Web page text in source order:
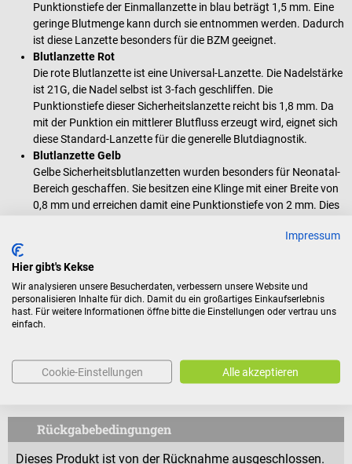
Punktionstiefe der Einmallanzette in blau beträgt 1,5 mm. Eine
geringe Blutmenge kann durch sie entnommen werden. Dadurch
ist diese Lanzette besonders für die BZM geeignet.
Blutlanzette Rot
Die rote Blutlanzette ist eine Universal-Lanzette. Die Nadelstärke
ist 21G, die Nadel selbst ist 3-fach geschliffen. Die
Punktionstiefe dieser Sicherheitslanzette reicht bis 1,8 mm. Da
mit der Punktion ein mittlerer Blutfluss erzeugt wird, eignet sich
diese Standard-Lanzette für die generelle Blutdiagnostik.
Blutlanzette Gelb
Gelbe Sicherheitsblutlanzetten wurden besonders für Neonatal-
Bereich geschaffen. Sie besitzen eine Klinge mit einer Breite von
0,8 mm und erreichen damit eine Punktionstiefe von 2 mm. Dies
ist. Dadurch eignet sich diese Neonat-Lanzette besonders für
Screening, aber auch generell für die Fingerpunktion bei
verhornter Haut.
1 Packung B. Braun Solofix Safety Blutlanzetten à 200 Stück in
der gewählten Ausführung
Rückgabebedingungen
Dieses Produkt ist von der Rücknahme ausgeschlossen.
Impressum
Hier gibt's Kekse
Wir analysieren unsere Besucherdaten, verbessern unsere Website und
personalisieren Inhalte für dich. Damit du ein großartiges Einkaufserlebnis
hast. Für weitere Informationen öffne bitte die Einstellungen oder vertrau uns
einfach.
Cookie-Einstellungen Alle akzeptieren